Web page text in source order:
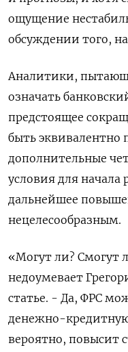
ощущение
обсуждении того,
Аналитики,
означать
предстоящее
быть
дополнительные
условия для начала
дальнейшее
нецелесообразным.
«Могут ли? Смогут
недоумевает
статье. - Да, ФРС
денежно-
вероятно, повысит